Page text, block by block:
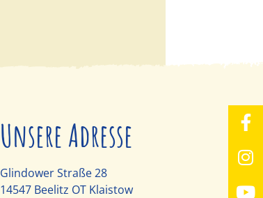
Unsere Adresse
Glindower Straße 28
14547 Beelitz OT Klaistow